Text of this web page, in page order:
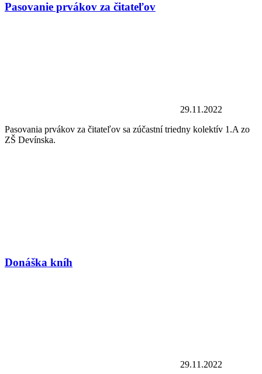
Pasovanie prvákov za čitateľov
29.11.2022
Pasovania prvákov za čitateľov sa zúčastní triedny kolektív 1.A zo
ZŠ Devínska.
Donáška kníh
29.11.2022